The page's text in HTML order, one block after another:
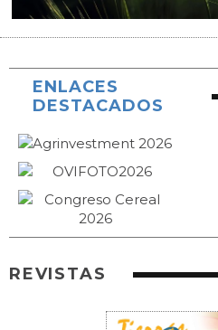
ENLACES
DESTACADOS
REVISTAS